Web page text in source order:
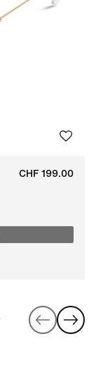
CHF 199.00